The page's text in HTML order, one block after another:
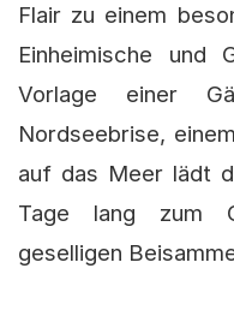
Flair zu einem
Einheimische
Vorlage einer
Nordseebrise,
auf das Meer lädt
Tage lang zum
geselligen